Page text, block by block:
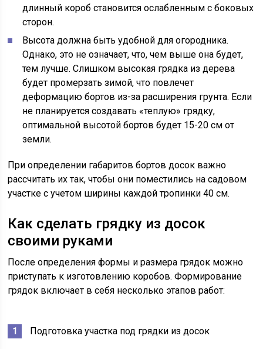
длинный короб становится ослабленным с боковых
сторон.
Высота должна быть удобной для огородника.
Однако, это не означает, что, чем выше она будет,
тем лучше. Слишком высокая грядка из дерева
будет промерзать зимой, что повлечет
деформацию бортов из-за расширения грунта. Если
не планируется создавать «теплую» грядку,
оптимальной высотой бортов будет 15-20 см от
земли.
При определении габаритов бортов досок важно
рассчитать их так, чтобы они поместились на садовом
участке с учетом ширины каждой тропинки 40 см.
Как сделать грядку из досок
своими руками
После определения формы и размера грядок можно
приступать к изготовлению коробов. Формирование
грядок включает в себя несколько этапов работ:
Подготовка участка под грядки из досок